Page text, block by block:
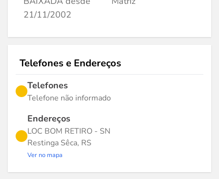
21/11/2002
Telefones e Endereços
Telefones
Telefone não informado
Endereços
LOC BOM RETIRO - SN
Restinga Sêca, RS
Ver no mapa